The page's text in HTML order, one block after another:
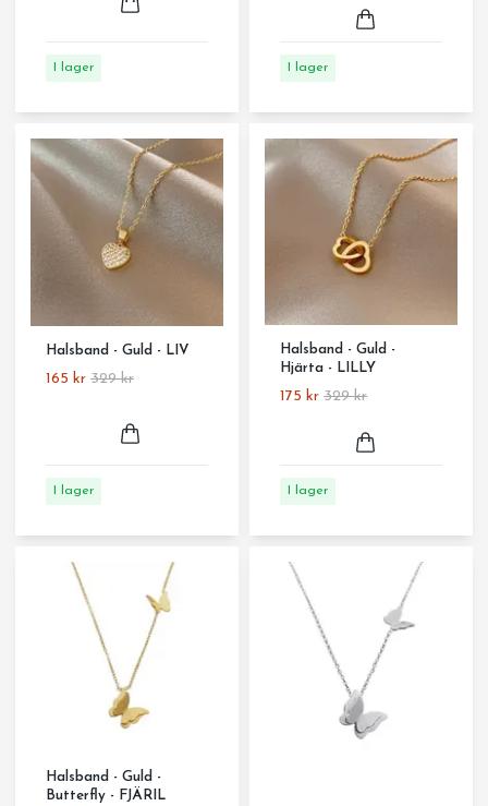
I lager I lager
Halsband - Guld - LIV
165 kr 329 kr
I lager
Halsband - Guld -
Hjärta - LILLY
175 kr 329 kr
I lager
Halsband - Guld -
Butterfly - FJÄRIL